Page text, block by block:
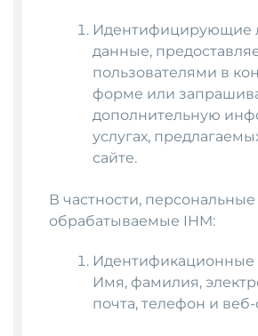
Идентифицирующие
данные,
пользователями в
форме или
дополнительную
услугах,
сайте.
В частности,
обрабатываемые IHM:
Идентификационные
Имя, фамилия,
почта, телефон и веб-